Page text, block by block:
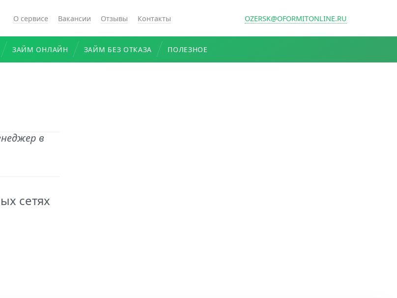
О сервисе Вакансии Отзывы Контакты OZERSK@OFORMITONLINE.RU
ЗАЙМ ОНЛАЙН ЗАЙМ БЕЗ ОТКАЗА ПОЛЕЗНОЕ
в
сетях